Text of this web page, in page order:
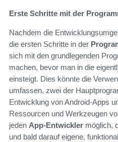
Erste Schritte mit der
Nachdem die
die ersten Schritte in der
sich mit den grundlegenden
machen, bevor man in die
einsteigt. Dies könnte die
umfassen, zwei der
Entwicklung von Android-Apps
Ressourcen und Werkzeugen
jeden App-Entwickler möglich,
und bald darauf eigene,